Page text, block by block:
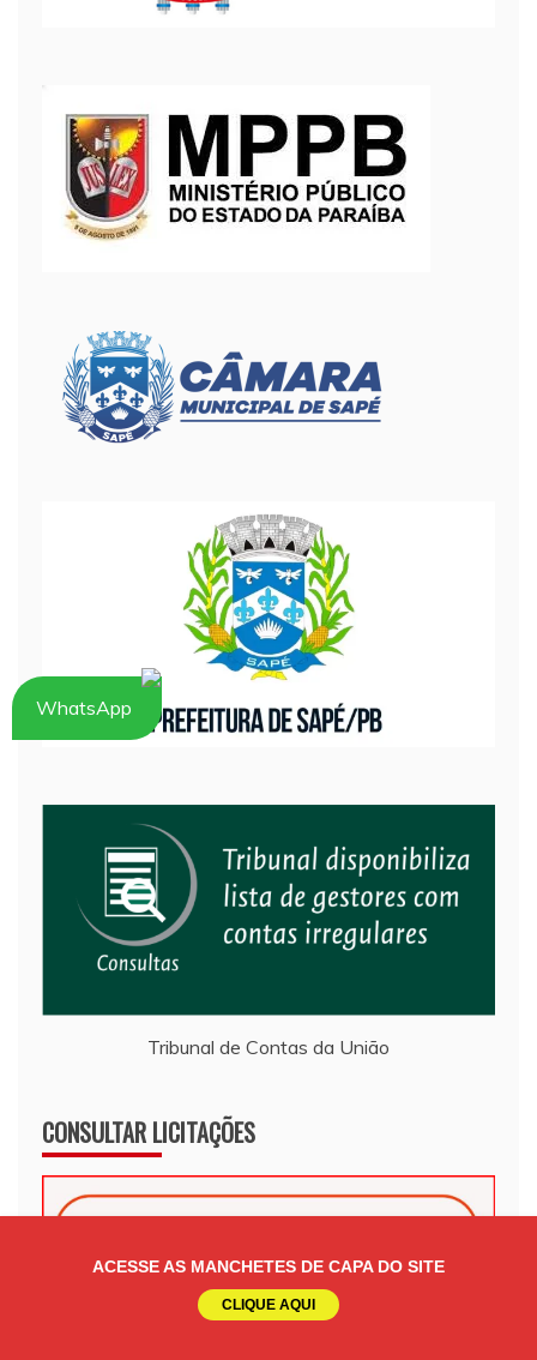
ACESSE AS MANCHETES DE CAPA DO SITE
CLIQUE AQUI
Tribunal de Contas da União
CONSULTAR LICITAÇÕES
WhatsApp